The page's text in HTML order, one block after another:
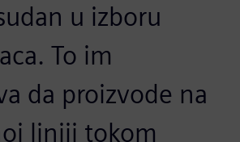
u izboru
To im
da proizvode na
liniji tokom